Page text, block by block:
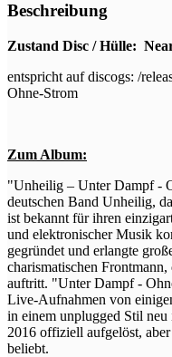
Beschreibung
Zustand Disc / Hülle:
entspricht auf discogs: /
Ohne-Strom
Zum Album:
"Unheilig – Unter Dampf -
deutschen Band Unheilig,
ist bekannt für ihren
und elektronischer Musik
gegründet und erlangte
charismatischen
auftritt. "Unter Dampf -
Live-Aufnahmen von
in einem unplugged Stil
2016 offiziell aufgelöst,
beliebt.